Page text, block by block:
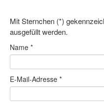
Bewegt zu Hause
Bewegt ÄLTER
Bewegt GESUND
Mit Sternchen (*)
ausgefüllt werden.
Name *
E-Mail-Adresse *